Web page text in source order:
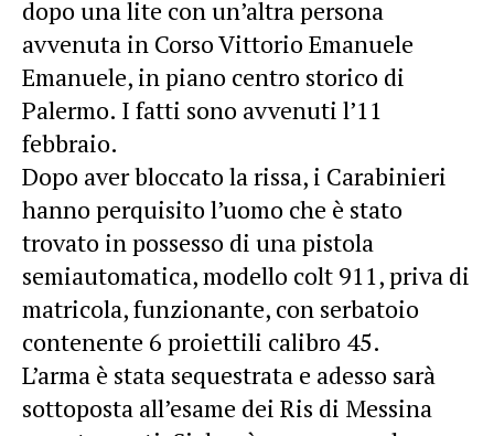
dopo una lite con un’altra persona
avvenuta in Corso Vittorio Emanuele
Emanuele, in piano centro storico di
Palermo. I fatti sono avvenuti l’11
febbraio.
Dopo aver bloccato la rissa, i Carabinieri
hanno perquisito l’uomo che è stato
trovato in possesso di una pistola
semiautomatica, modello colt 911, priva di
matricola, funzionante, con serbatoio
contenente 6 proiettili calibro 45.
L’arma è stata sequestrata e adesso sarà
sottoposta all’esame dei Ris di Messina